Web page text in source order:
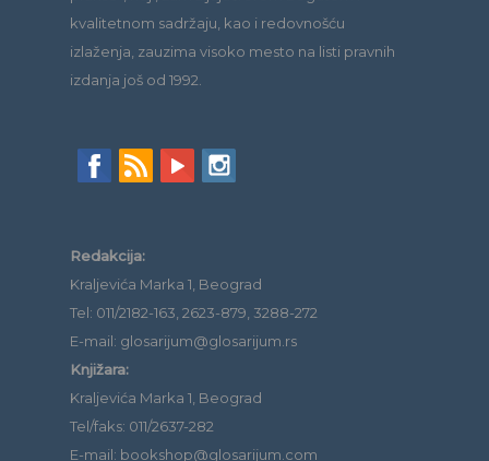
kvalitetnom sadržaju, kao i redovnošću
izlaženja, zauzima visoko mesto na listi pravnih
izdanja još od 1992.
Redakcija:
Kraljevića Marka 1, Beograd
Tel: 011/2182-163, 2623-879, 3288-272
E-mail: glosarijum@glosarijum.rs
Knjižara:
Kraljevića Marka 1, Beograd
Tel/faks: 011/2637-282
E-mail: bookshop@glosarijum.com